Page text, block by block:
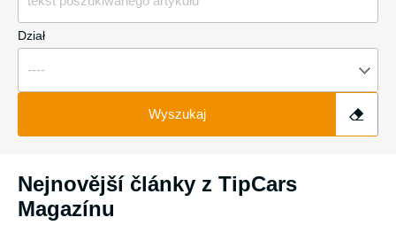
Dział
----
Wyszukaj
Nejnovější články z TipCars
Magazínu